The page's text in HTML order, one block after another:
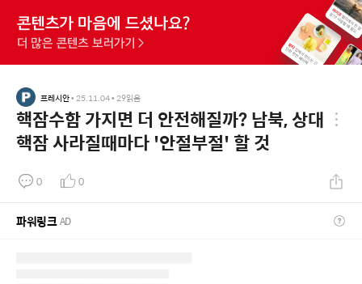
프레시안• 25.11.04• 29읽음
핵잠수함 가지면 더 안전해질까? 남북, 상대
핵잠 사라질때마다 '안절부절' 할 것
0 0
파워링크AD